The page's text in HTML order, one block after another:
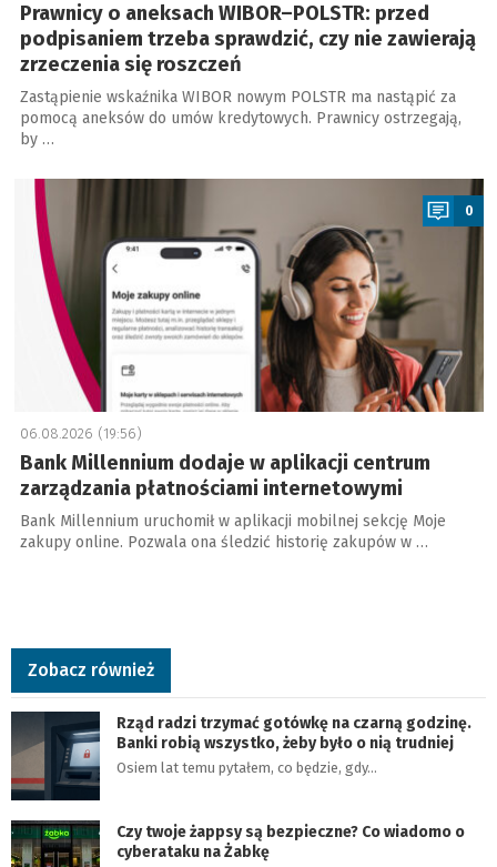
Prawnicy o aneksach WIBOR–POLSTR: przed
podpisaniem trzeba sprawdzić, czy nie zawierają
zrzeczenia się roszczeń
Zastąpienie wskaźnika WIBOR nowym POLSTR ma nastąpić za
pomocą aneksów do umów kredytowych. Prawnicy ostrzegają,
by …
0
06.08.2026 (19:56)
Bank Millennium dodaje w aplikacji centrum
zarządzania płatnościami internetowymi
Bank Millennium uruchomił w aplikacji mobilnej sekcję Moje
zakupy online. Pozwala ona śledzić historię zakupów w …
Zobacz również
Rząd radzi trzymać gotówkę na czarną godzinę.
Banki robią wszystko, żeby było o nią trudniej
Osiem lat temu pytałem, co będzie, gdy…
Czy twoje żappsy są bezpieczne? Co wiadomo o
cyberataku na Żabkę